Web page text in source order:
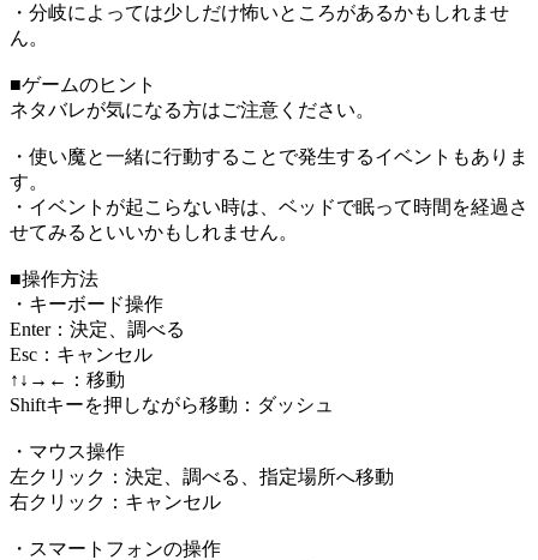
・分岐によっては少しだけ怖いところがあるかもしれませ
ん。
■ゲームのヒント
ネタバレが気になる方はご注意ください。
・使い魔と一緒に行動することで発生するイベントもありま
す。
・イベントが起こらない時は、ベッドで眠って時間を経過さ
せてみるといいかもしれません。
■操作方法
・キーボード操作
Enter：決定、調べる
Esc：キャンセル
↑↓→←：移動
Shiftキーを押しながら移動：ダッシュ
・マウス操作
左クリック：決定、調べる、指定場所へ移動
右クリック：キャンセル
・スマートフォンの操作